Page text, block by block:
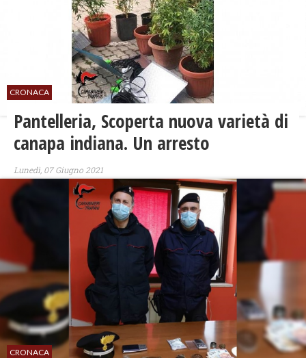
CRONACA
Pantelleria, Scoperta nuova varietà di
canapa indiana. Un arresto
Lunedì, 07 Giugno 2021
CRONACA